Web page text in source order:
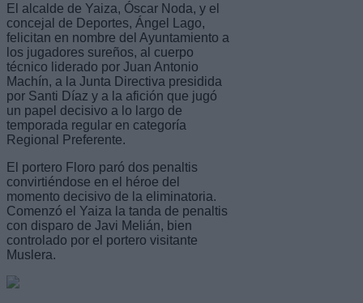
El alcalde de Yaiza, Óscar Noda, y el
concejal de Deportes, Ángel Lago,
felicitan en nombre del Ayuntamiento a
los jugadores sureños, al cuerpo
técnico liderado por Juan Antonio
Machín, a la Junta Directiva presidida
por Santi Díaz y a la afición que jugó
un papel decisivo a lo largo de
temporada regular en categoría
Regional Preferente.
El portero Floro paró dos penaltis
convirtiéndose en el héroe del
momento decisivo de la eliminatoria.
Comenzó el Yaiza la tanda de penaltis
con disparo de Javi Melián, bien
controlado por el portero visitante
Muslera.